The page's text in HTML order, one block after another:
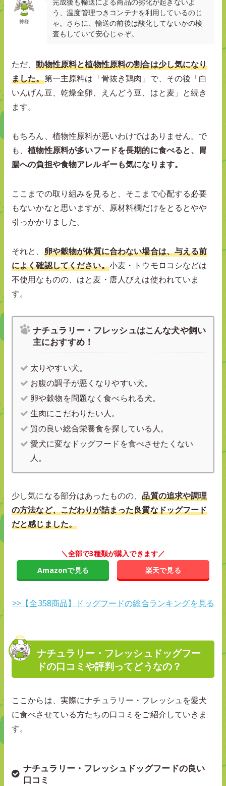
神様
う、温度管理つきコンテナを利用しているのじ
ゃ。さらに、輸送の前後は酸化してないかの検
査もしていて安心じゃぞ。
ただ、動物性原料と植物性原料の割合は少し気になり
ました。第一主原料は「骨抜き鶏肉」で、その後「白
いんげん豆、乾燥全卵、えんどう豆、はと麦」と続き
ます。
もちろん、植物性原料が悪いわけではありません。で
も、植物性原料が多いフードを長期的に食べると、胃
腸への負担や食物アレルギーも気になります。
ここまでの取り組みを見ると、そこまで心配する必要
もないかなと思いますが、原材料欄だけをとるとやや
引っかかりました。
それと、 卵や穀物が体質に合わない場合は、与える前
によく確認してください。小麦・トウモロコシなどは
不使用なものの、はと麦・唐人びえは使われていま
す。
ナチュラリー・フレッシュはこんな犬や飼い
主におすすめ！
太りやすい犬。
お腹の調子が悪くなりやすい犬。
卵や穀物を問題なく食べられる犬。
生肉にこだわりたい人。
質の良い総合栄養食を探している人。
愛犬に変なドッグフードを食べさせたくない
人。
少し気になる部分はあったものの、品質の追求や調理
の方法など、こだわりが詰まった良質なドッグフード
だと感じました。
＼全部で3種類が購入できます／
Amazonで見る
楽天で見る
>>【全358商品】ドッグフードの総合ランキングを見る
ナチュラリー・フレッシュドッグフー
ドの口コミや評判ってどうなの？
ここからは、実際にナチュラリー・フレッシュを愛犬
に食べさせている方たちの口コミをご紹介していきま
す。
ナチュラリー・フレッシュドッグフードの良い
口コミ